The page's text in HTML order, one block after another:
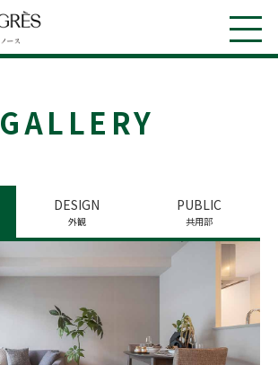
GALLERY
DESIGN
外観
PUBLIC
共用部